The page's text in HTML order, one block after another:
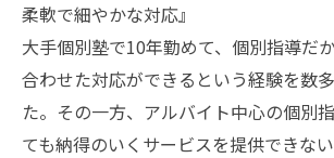
柔軟で細やかな対応』
大手個別塾で10年勤めて、個別指導だ
合わせた対応ができるという経験を数
た。その一方、アルバイト中心の個別
ても納得のいくサービスを提供できな